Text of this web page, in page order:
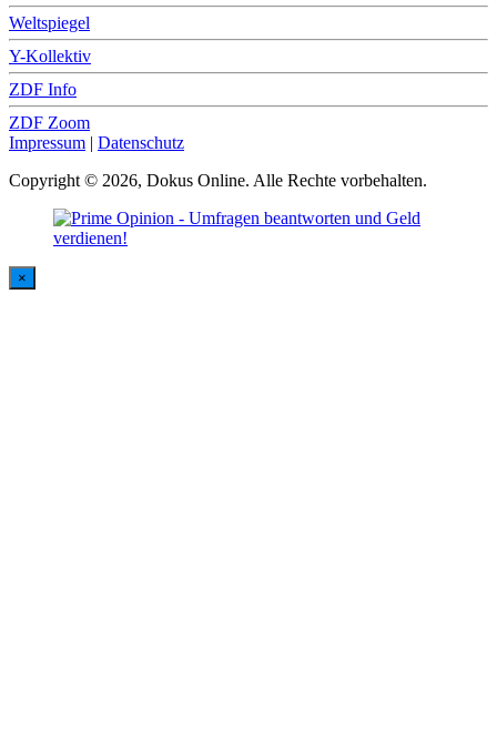
Weltspiegel
Y-Kollektiv
ZDF Info
ZDF Zoom
Impressum | Datenschutz
Copyright © 2026, Dokus Online. Alle Rechte vorbehalten.
×